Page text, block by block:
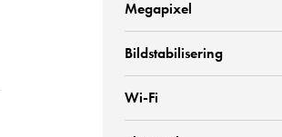
Megapixel
Bildstabilisering
Wi-Fi